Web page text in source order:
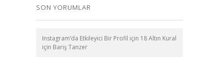
SON YORUMLAR
Instagram’da Etkileyici Bir Profil için 18 Altın Kural
için Barış Tanzer